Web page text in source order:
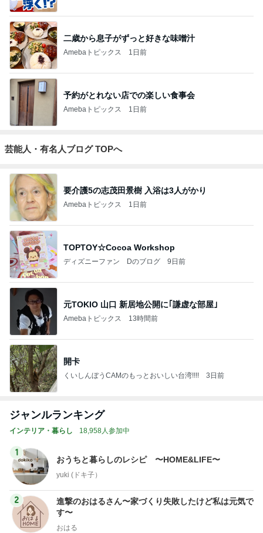
二歳から息子がずっと好きな味噌汁
Amebaトピックス 1日前
予約がとれない店での楽しい食事会
Amebaトピックス 1日前
芸能人・有名人ブログ TOPへ
要介護5の志茂田景樹 入浴は3人がかり
Amebaトピックス 1日前
TOPTOY☆Cocoa Workshop
ディズニーファン Dのブログ 9日前
元TOKIO 山口 新居地公開に｢謙虚な部屋｣
Amebaトピックス 13時間前
開卡
くいしんぼうCAMのもっとおいしい台湾!!!! 3日前
ジャンルランキング
インテリア・暮らし 18,958人参加中
1
おうちと暮らしのレシピ 〜HOME&LIFE〜
yuki (ドキ子）
2
進撃のおはるさん〜家づくり失敗したけど私は元気で
す〜
おはる